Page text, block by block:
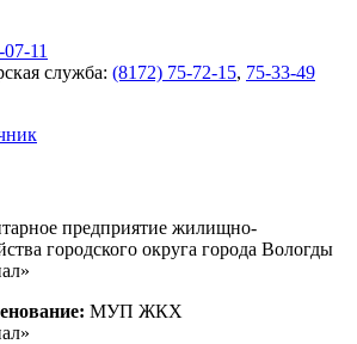
11
служба: (8172) 75-72-15, 75-33-49
предприятие жилищно-
городского округа города Вологды
МУП ЖКХ